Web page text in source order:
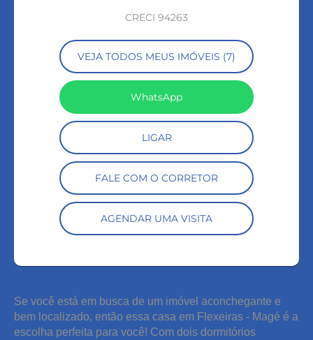
CRECI 94263
VEJA TODOS MEUS IMÓVEIS (7)
WhatsApp
LIGAR
FALE COM O CORRETOR
AGENDAR UMA VISITA
Se você está em busca de um imóvel aconchegante e
bem localizado, então essa casa em Flexeiras - Magé é a
escolha perfeita para você! Com dois dormitórios